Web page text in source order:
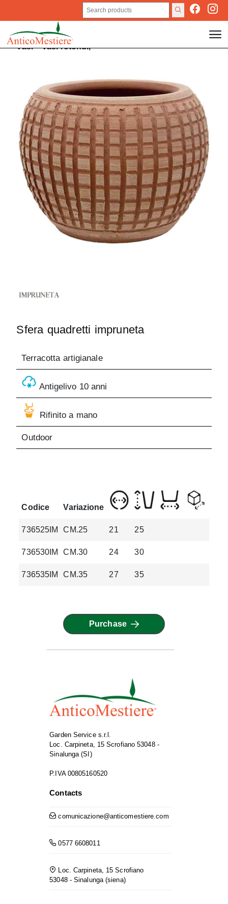
Vasi>Vasi rotondi,
Sfera quadretti impruneta
Terracotta artigianale
Antigelivo 10 anni
Rifinito a mano
Outdoor
Codice Variazione
736525IM CM.25 21 25
736530IM CM.30 24 30
736535IM CM.35 27 35
Purchase
Garden Service s.r.l.
Loc. Carpineta, 15 Scrofiano 53048 -
Sinalunga (SI)
P.IVA 00805160520
Contacts
comunicazione@anticomestiere.com
0577 6608011
Loc. Carpineta, 15 Scrofiano
53048 - Sinalunga (siena)